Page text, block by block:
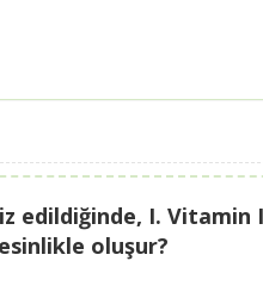
edildiğinde, I. Vitamin
oluşur?